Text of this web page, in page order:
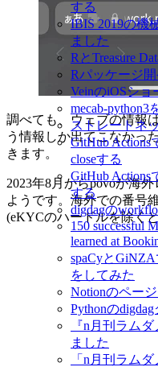
する
IBIS 2019の機
ました
RとTreasure
Rパッケージ
VeinのiOSシ
mecab-python3
ストレートネ
GitHub Actions
closeする
GitHub Actions
する
digdagの
150 successful
learned at
spaCyと
をしてみた
Notionのペー
Pythonの
『n月刊ラム
ました
「n月刊ラム
調べても、ウェブの情報
う情報しか出てこなかっ
きます。
2023年8月からpovoが海
ようです。海外での番号
(eKYCのハードルを除く